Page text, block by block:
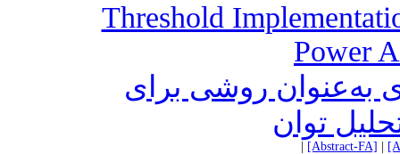
Threshold
Power
به‌عنوان روشی برای
توان
[Abstract-FA]